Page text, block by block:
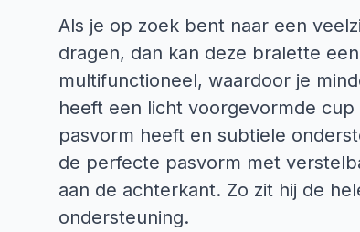
Als je op zoek bent naar een
dragen, dan kan deze bralette
multifunctioneel, waardoor je
heeft een licht voorgevormde
pasvorm heeft en subtiele
de perfecte pasvorm met
aan de achterkant. Zo zit hij de
ondersteuning.